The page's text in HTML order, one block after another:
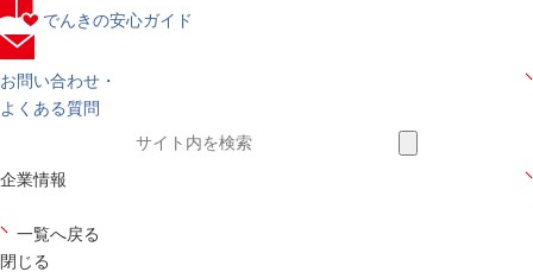
でんきの安心ガイド
お問い合わせ・
よくある質問
企業情報
一覧へ戻る
閉じる